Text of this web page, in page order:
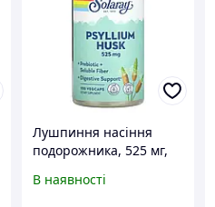
Лушпиння насіння
подорожника, 525 мг,
100 вегетаріанських
В наявності